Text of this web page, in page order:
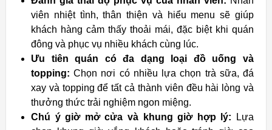
viên nhiệt tình, thân thiện và hiểu menu sẽ giúp
khách hàng cảm thấy thoải mái, đặc biệt khi quán
đông và phục vụ nhiều khách cùng lúc.
Ưu tiên quán có đa dạng loại đồ uống và
topping: Chọn nơi có nhiều lựa chọn trà sữa, đá
xay và topping để tất cả thành viên đều hài lòng và
thưởng thức trải nghiệm ngon miệng.
Chú ý giờ mở cửa và khung giờ hợp lý: Lựa